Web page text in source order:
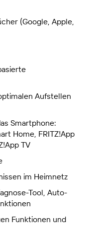
(Google, Apple,
Aufstellen
Smartphone:
Home, FRITZ!App
TV
im Heimnetz
Tool, Auto-
Funktionen und